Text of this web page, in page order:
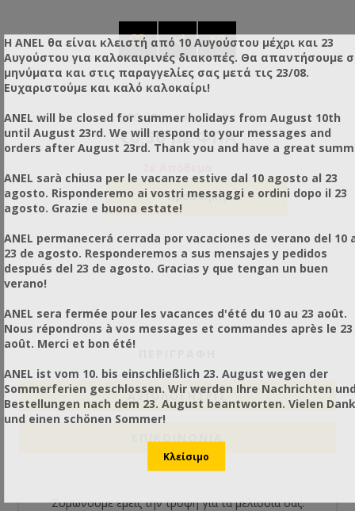
€0,40 χωρίς ΦΠΑ
€0,50 με ΦΠΑ
ΑΞΙΟΛΟΓΉΣΕΙΣ
ΕΠΙΚΟΙΝΩΝΙΑ
Ζυμώνουμε εμείς την τροφή για τα μελίσσια σας.
Η ANEL θα είναι κλειστή από 10 Αυγούστου μέχρι και 23
Αυγούστου για καλοκαιρινές διακοπές. Θα απαντήσουμε
μηνύματα και στις παραγγελίες σας μετά τις 23/08.
Ευχαριστούμε και καλό καλοκαίρι!
ANEL will be closed for summer holidays from August 10th
until August 23rd. We will respond to your messages and
orders after August 23rd. Thank you and have a great
ANEL sarà chiusa per le vacanze estive dal 10 agosto al 23
agosto. Risponderemo ai vostri messaggi e ordini dopo il 23
agosto. Grazie e buona estate!
ANEL permanecerá cerrada por vacaciones de verano del 10
23 de agosto. Responderemos a sus mensajes y pedidos
después del 23 de agosto. Gracias y que tengan un buen
verano!
ANEL sera fermée pour les vacances d'été du 10 au 23 août.
Nous répondrons à vos messages et commandes après le 23
août. Merci et bon été!
ANEL ist vom 10. bis einschließlich 23. August wegen der
Sommerferien geschlossen. Wir werden Ihre Nachrichten
Bestellungen nach dem 23. August beantworten. Vielen Dank
und einen schönen Sommer!